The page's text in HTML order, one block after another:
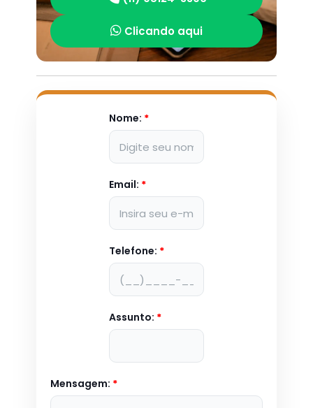
Clicando aqui
Nome: *
Email: *
Telefone: *
Assunto: *
Mensagem: *